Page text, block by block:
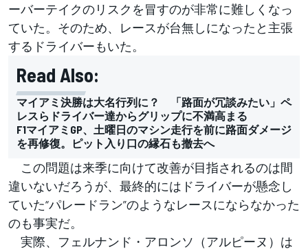
ーバーテイクのリスクを冒すのが非常に難しくなっ
ていた。そのため、レースが台無しになったと主張
するドライバーもいた。
Read Also:
マイアミ決勝は大名行列に？ 「路面が冗談みたい」ペ
レスらドライバー達からグリップに不満高まる
F1マイアミGP、土曜日のマシン走行を前に路面ダメージ
を再修復。ピット入り口の縁石も撤去へ
この問題は来季に向けて改善が目指されるのは間
違いないだろうが、最終的にはドライバーが懸念し
ていた“パレードラン”のようなレースにならなかった
のも事実だ。
実際、フェルナンド・アロンソ（アルピーヌ）は